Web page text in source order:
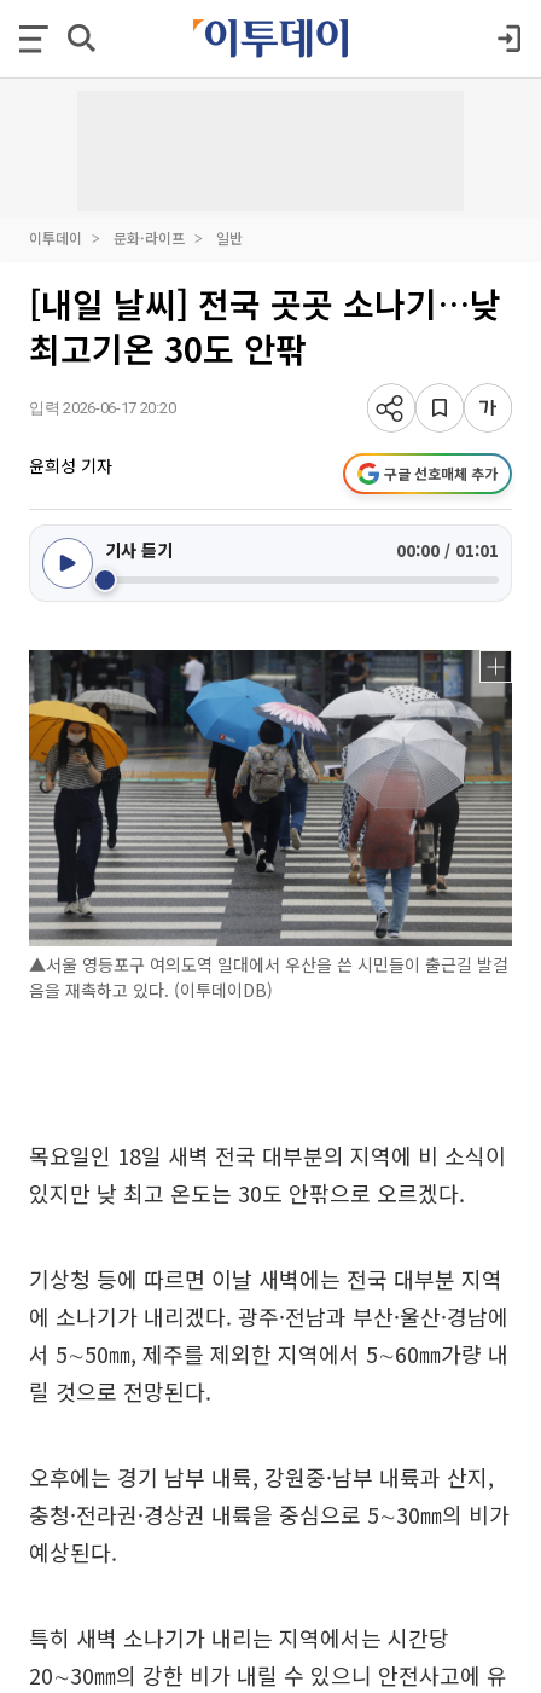
이투데이 문화·라이프 일반
[내일 날씨] 전국 곳곳 소나기…낮
최고기온 30도 안팎
입력 2026-06-17 20:20
윤희성 기자 구글 선호매체 추가
기사 듣기 00:00 / 01:01
▲서울 영등포구 여의도역 일대에서 우산을 쓴 시민들이 출근길 발걸
음을 재촉하고 있다. (이투데이DB)
목요일인 18일 새벽 전국 대부분의 지역에 비 소식이
있지만 낮 최고 온도는 30도 안팎으로 오르겠다.
기상청 등에 따르면 이날 새벽에는 전국 대부분 지역
에 소나기가 내리겠다. 광주·전남과 부산·울산·경남에
서 5∼50㎜, 제주를 제외한 지역에서 5∼60㎜가량 내
릴 것으로 전망된다.
오후에는 경기 남부 내륙, 강원중·남부 내륙과 산지,
충청·전라권·경상권 내륙을 중심으로 5∼30㎜의 비가
예상된다.
특히 새벽 소나기가 내리는 지역에서는 시간당
20∼30㎜의 강한 비가 내릴 수 있으니 안전사고에 유